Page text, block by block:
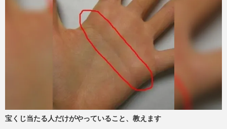
宝くじ当たる人だけがやっていること、教えます